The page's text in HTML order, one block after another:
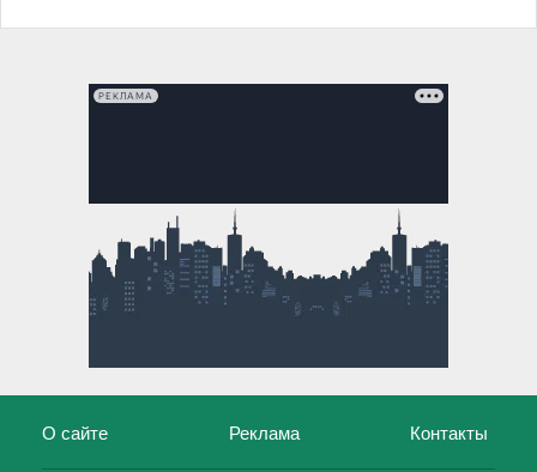
РЕКЛАМА
О сайте Реклама Контакты